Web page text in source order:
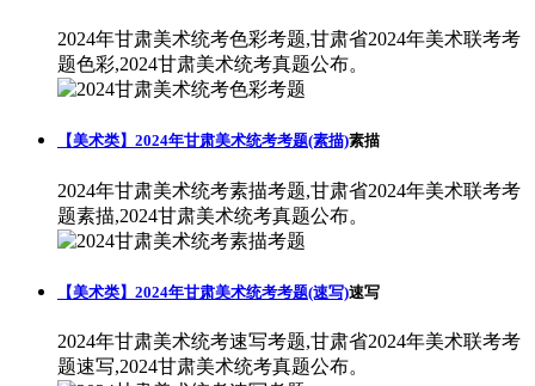
2024年甘肃美术统考色彩考题,甘肃省2024年美术联考考
题色彩,2024甘肃美术统考真题公布。
【美术类】2024年甘肃美术统考考题(素描)素描
2024年甘肃美术统考素描考题,甘肃省2024年美术联考考
题素描,2024甘肃美术统考真题公布。
【美术类】2024年甘肃美术统考考题(速写)速写
2024年甘肃美术统考速写考题,甘肃省2024年美术联考考
题速写,2024甘肃美术统考真题公布。